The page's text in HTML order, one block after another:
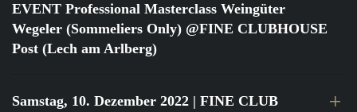
EVENT Professional Masterclass Weingüter
Wegeler (Sommeliers Only) @FINE CLUBHOUSE
Post (Lech am Arlberg)
Samstag, 10. Dezember 2022 | FINE CLUB